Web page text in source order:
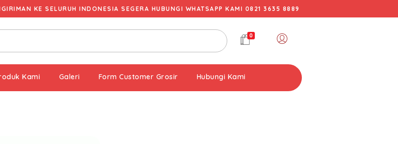
KE SELURUH INDONESIA SEGERA HUBUNGI WHATSAPP KAMI 0821 3635 8889
0
Kami Galeri Form Customer Grosir Hubungi Kami